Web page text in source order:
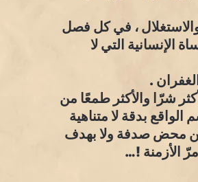
، في كل فصل
الإنسانية التي لا
.
شرّا والأكثر طمعًا من
بدقة لا متناهية
تكن محض صدفة ولا بهدف
الأزمنة !…